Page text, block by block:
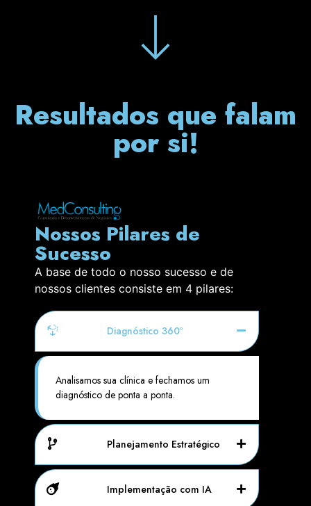
Resultados que falam
por si!
Nossos Pilares de
Sucesso
A base de todo o nosso sucesso e de
nossos clientes consiste em 4 pilares:
Diagnóstico 360º
Analisamos sua clínica e fechamos um
diagnóstico de ponta a ponta.
Planejamento Estratégico
Implementação com IA